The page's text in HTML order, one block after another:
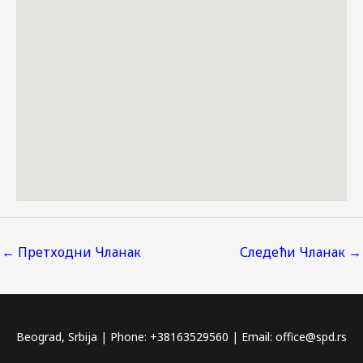
← Претходни Чланак Следећи Чланак →
Beograd, Srbija | Phone: +38163529560 | Email: office@spd.rs